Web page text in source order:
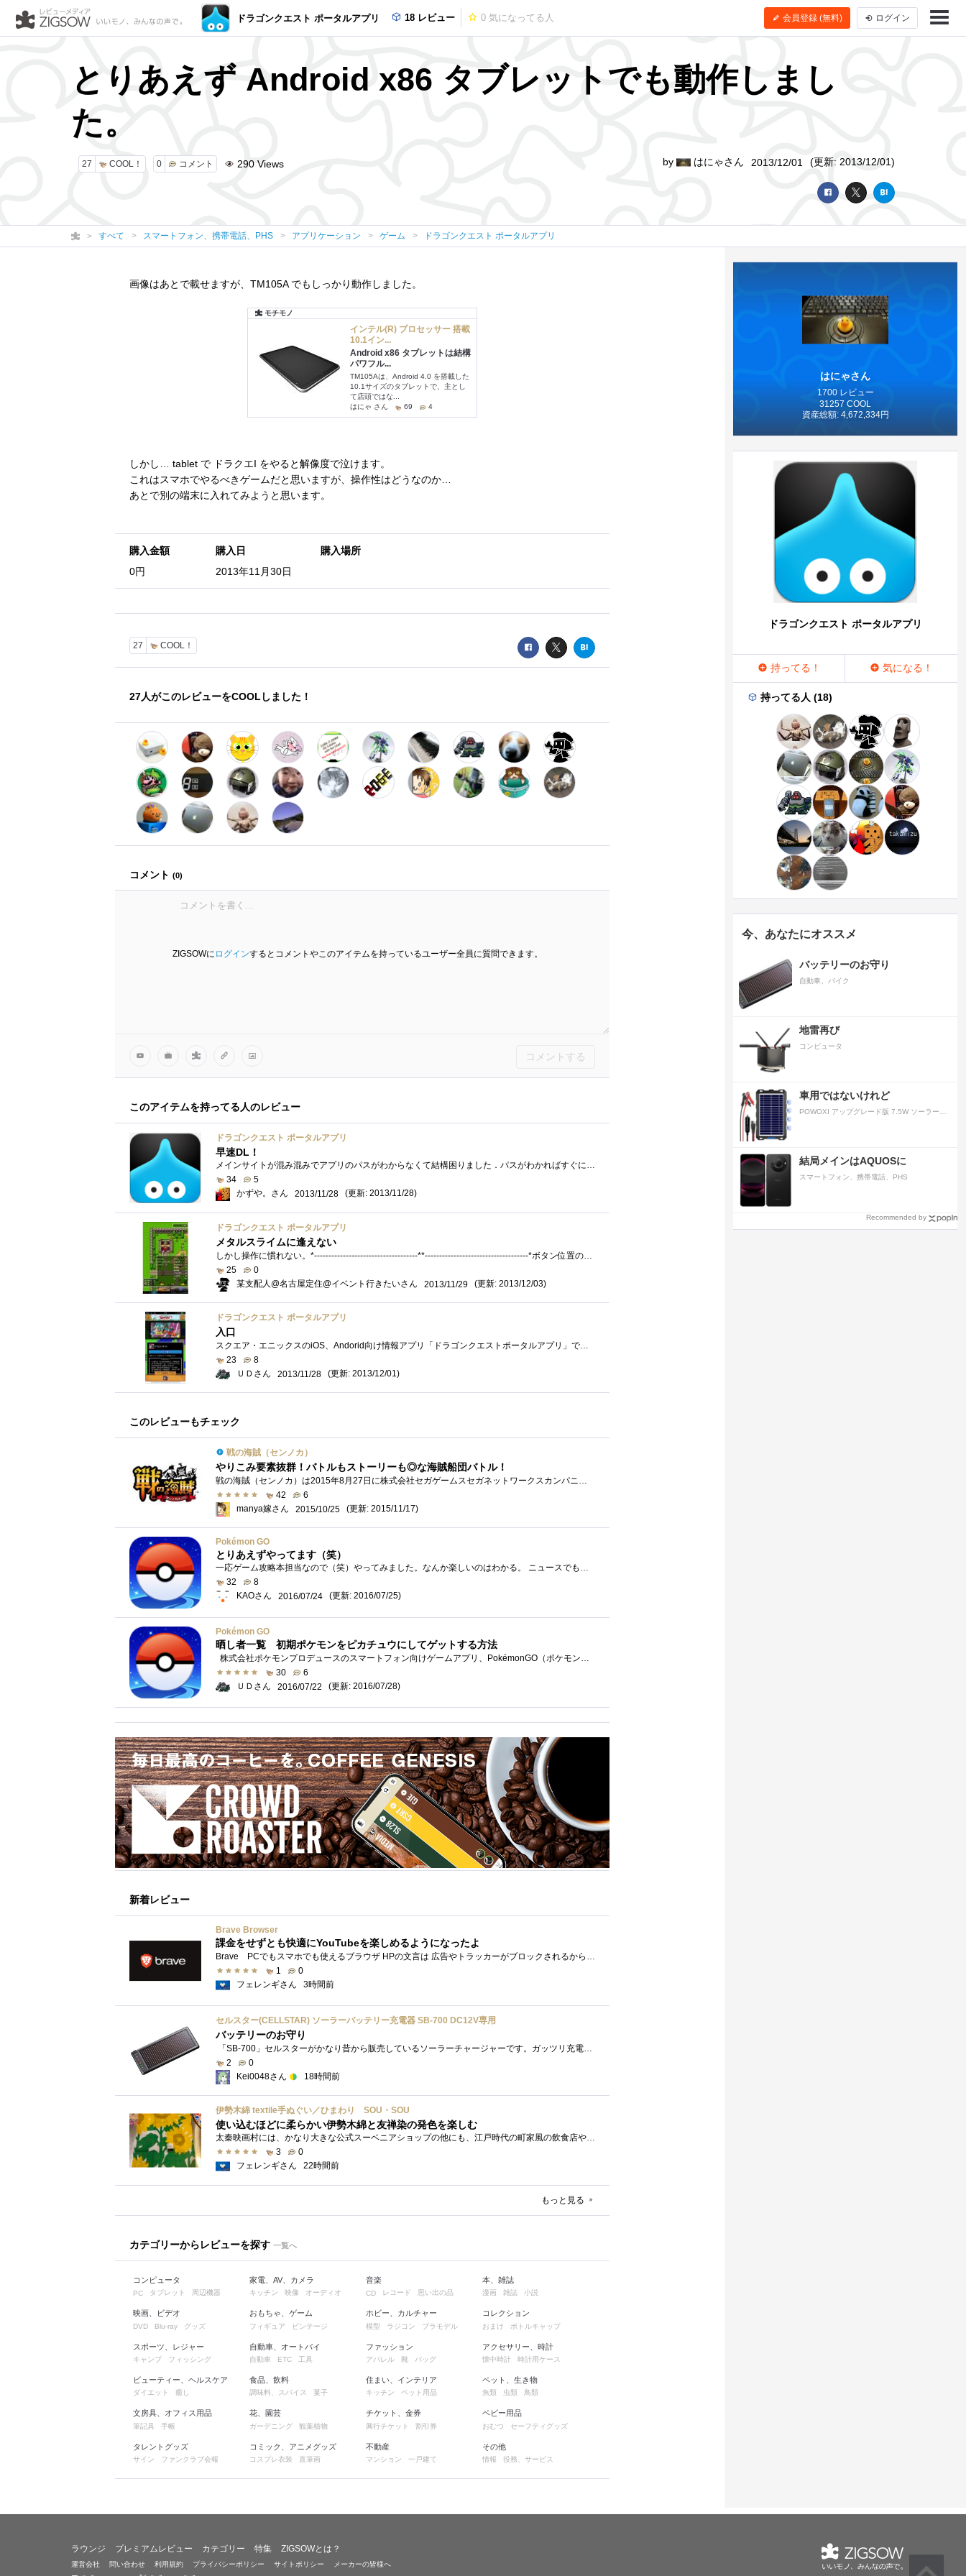
ドラゴンクエスト ポータルアプリ 18 レビュー 0 気になってる人 会員登録 (無料) ログイン
とりあえず Android x86 タブレットでも動作しまし
た。
27 COOL！ 0 コメント 290 Views by はにゃさん 2013/12/01 (更新: 2013/12/01)
すべて スマートフォン、携帯電話、PHS アプリケーション ゲーム ドラゴンクエスト ポータルアプリ
画像はあとで載せますが、TM105A でもしっかり動作しました。
しかし… tablet で ドラクエI をやると解像度で泣けます。
これはスマホでやるべきゲームだと思いますが、操作性はどうなのか…
あとで別の端末に入れてみようと思います。
購入金額
0円
購入日
2013年11月30日
購入場所
27 COOL！
27人がこのレビューをCOOLしました！
コメント (0)
ZIGSOWに ログインするとコメントやこのアイテムを持っているユーザー全員に質問できます。
コメントする
このアイテムを持ってる人のレビュー
ドラゴンクエスト ポータルアプリ
早速DL！
メインサイトが混み混みでアプリのパスがわからなくて結構困りました．パスがわかればすぐにDLして行けますね．さてさて，冒険の書を作ります...
34
5
かずや。さん
2013/11/28 (更新: 2013/11/28)
ドラゴンクエスト ポータルアプリ
メタルスライムに逢えない
しかし操作に慣れない。*------------------------------------**------------------------------------*ボタン位置の変更とボタンのリサイズでだいぶ操作できるように�...
25
0
某支配人@名古屋定住@イベント行きたいさん
2013/11/29 (更新: 2013/12/03)
ドラゴンクエスト ポータルアプリ
入口
スクエア・エニックスのiOS、Andorid向け情報アプリ「ドラゴンクエストポータルアプリ」です。このアプリより各種ゲームを起動させる形になりま�...
23
8
ＵＤさん
2013/11/28 (更新: 2013/12/01)
このレビューもチェック
戦の海賊（センノカ）
やりこみ要素抜群！バトルもストーリーも◎な海賊船団バトル！
戦の海賊（センノカ）は2015年8月27日に株式会社セガゲームスセガネットワークスカンパニーから正式サービスが開始されたiOS/Android対応のゲーム�...
42
6
manya嫁さん
2015/10/25 (更新: 2015/11/17)
Pokémon GO
とりあえずやってます（笑）
一応ゲーム攻略本担当なので（笑）やってみました。なんか楽しいのはわかる。 ニュースでもいろいろ問題点とかやっていますね。安全にを付け...
32
8
KAOさん
2016/07/24 (更新: 2016/07/25)
Pokémon GO
晒し者一覧 初期ポケモンをピカチュウにしてゲットする方法
株式会社ポケモンプロデュースのスマートフォン向けゲームアプリ、PokémonGO（ポケモンゴー）です。 開発は株式会社ポケモンとアメリカのナ�...
30
6
ＵＤさん
2016/07/22 (更新: 2016/07/28)
新着レビュー
Brave Browser
課金をせずとも快適にYouTubeを楽しめるようになったよ
Brave PCでもスマホでも使えるブラウザ HPの文言は 広告やトラッカーがブロックされるから、訪問するサイトをよりすっきりした表示で閲覧でき�...
1
0
フェレンギさん
3時間前
セルスター(CELLSTAR) ソーラーバッテリー充電器 SB-700 DC12V専用
バッテリーのお守り
「SB-700」セルスターがかなり昔から販売しているソーラーチャージャーです。ガッツリ充電する用ではなく待機電力(暗電流って言うらしい)対策�...
2
0
Kei0048さん
18時間前
伊勢木綿 textile手ぬぐい／ひまわり SOU・SOU
使い込むほどに柔らかい伊勢木綿と友禅染の発色を楽しむ
太秦映画村には、かなり大きな公式スーベニアショップの他にも、江戸時代の町家風の飲食店や土産物店が軒を連ねておりました。 何かよいもの...
3
0
フェレンギさん
22時間前
もっと見る
カテゴリーからレビューを探す 一覧へ
コンピュータ
PC タブレット 周辺機器
映画、ビデオ
DVD Blu-ray グッズ
スポーツ、レジャー
キャンプ フィッシング
ビューティー、ヘルスケア
ダイエット 癒し
文房具、オフィス用品
筆記具 手帳
タレントグッズ
サイン ファンクラブ会報
家電、AV、カメラ
キッチン 映像 オーディオ
おもちゃ、ゲーム
フィギュア ビンテージ
自動車、オートバイ
自動車 ETC 工具
食品、飲料
調味料、スパイス 菓子
花、園芸
ガーデニング 観葉植物
コミック、アニメグッズ
コスプレ衣装 直筆画
音楽
CD レコード 思い出の品
ホビー、カルチャー
模型 ラジコン プラモデル
ファッション
アパレル 靴 バッグ
住まい、インテリア
キッチン ペット用品
チケット、金券
興行チケット 割引券
不動産
マンション 一戸建て
本、雑誌
漫画 雑誌 小説
コレクション
おまけ ボトルキャップ
アクセサリー、時計
懐中時計 時計用ケース
ペット、生き物
魚類 虫類 鳥類
ベビー用品
おむつ セーフティグッズ
その他
情報 役務、サービス
はにゃさん
1700 レビュー
31257 COOL
資産総額: 4,672,334円
ドラゴンクエスト ポータルアプリ
持ってる！ 気になる！
持ってる人 (18)
今、あなたにオススメ
バッテリーのお守り
自動車、バイク
地雷再び
コンピュータ
車用ではないけれど
結局メインはAQUOSに
スマートフォン、携帯電話、PHS
Recommended by
ラウンジ プレミアムレビュー カテゴリー 特集 ZIGSOWとは？
運営会社 問い合わせ 利用規約 プライバシーポリシー サイトポリシー
メーカーの皆様へ